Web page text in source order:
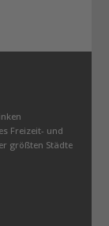
Freizeit- und
größten Städte